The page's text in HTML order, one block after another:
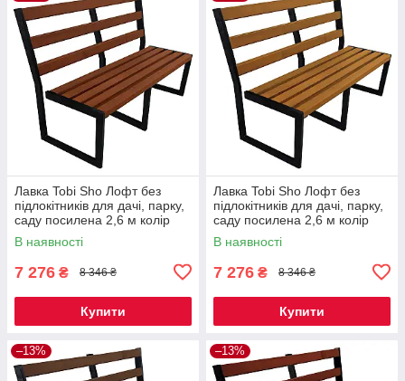
Лавка Tobi Sho Лофт без
підлокітників для дачі, парку,
саду посилена 2,6 м колір
макасар
В наявності
7 276 ₴ 8 346 ₴
Купити
Лавка Tobi Sho Лофт без
підлокітників для дачі, парку,
саду посилена 2,6 м колір
дуб
В наявності
7 276 ₴ 8 346 ₴
Купити
–13% –13%